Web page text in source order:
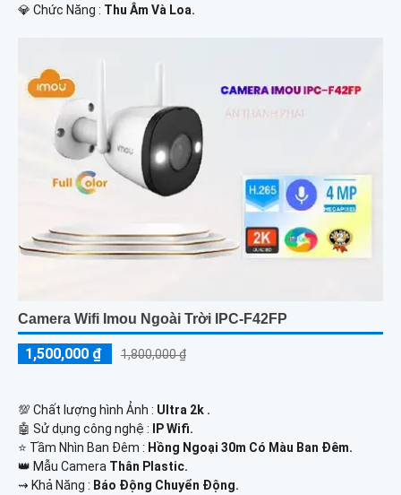
️💎 Chức Năng : Thu Âm Và Loa.
Camera Wifi Imou Ngoài Trời IPC-F42FP
1,500,000 ₫ 1,800,000 ₫
💯 Chất lượng hình Ảnh : Ultra 2k .
🤖️ Sử dụng công nghệ :
IP Wifi.
⭐ Tầm Nhìn Ban Đêm : Hồng Ngoại 30m Có Màu Ban Đêm.
👑 Mẫu Camera Thân Plastic.
️⇝ Khả Năng : Báo Động Chuyển Động.